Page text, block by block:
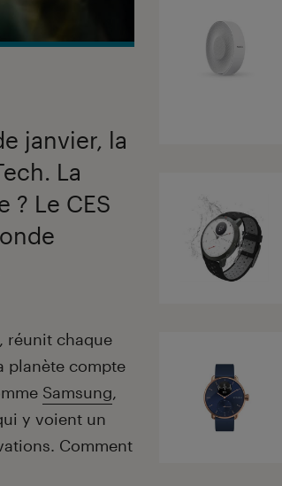
janvier, la
La
? Le CES
réunit chaque
planète compte
Samsung,
y voient un
Comment